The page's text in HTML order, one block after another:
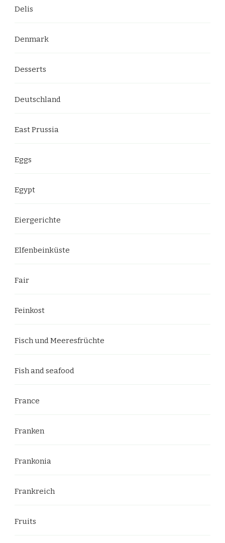
Delis
Denmark
Desserts
Deutschland
East Prussia
Eggs
Egypt
Eiergerichte
Elfenbeinküste
Fair
Feinkost
Fisch und Meeresfrüchte
Fish and seafood
France
Franken
Frankonia
Frankreich
Fruits